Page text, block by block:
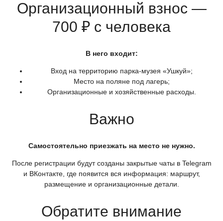
Организационный взнос —
700 ₽ с человека
В него входит:
Вход на территорию парка-музея «Ушкуй»;
Место на поляне под лагерь;
Организационные и хозяйственные расходы.
Важно
Самостоятельно приезжать на место не нужно.
После регистрации будут созданы закрытые чаты в Telegram
и ВКонтакте, где появится вся информация: маршрут,
размещение и организационные детали.
Обратите внимание